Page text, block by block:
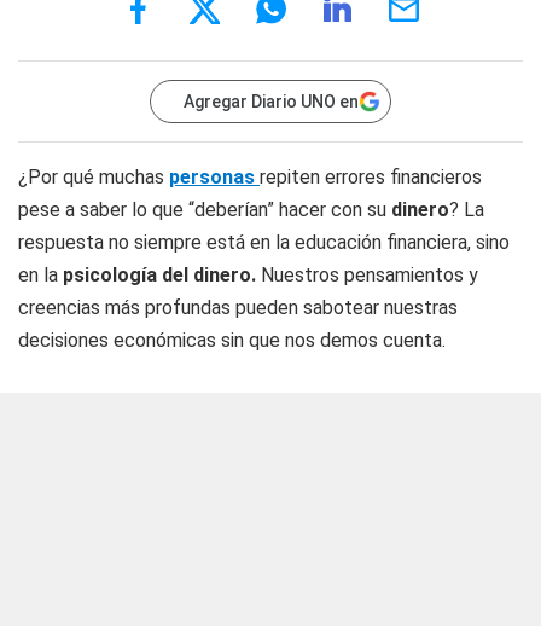
Agregar Diario UNO en
¿Por qué muchas personas repiten errores financieros
pese a saber lo que “deberían” hacer con su dinero? La
respuesta no siempre está en la educación financiera, sino
en la psicología del dinero. Nuestros pensamientos y
creencias más profundas pueden sabotear nuestras
decisiones económicas sin que nos demos cuenta.